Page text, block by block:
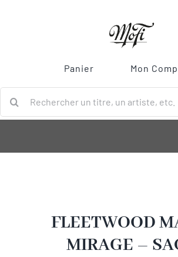
Panier Mon
FLEETWOOD
MIRAGE –